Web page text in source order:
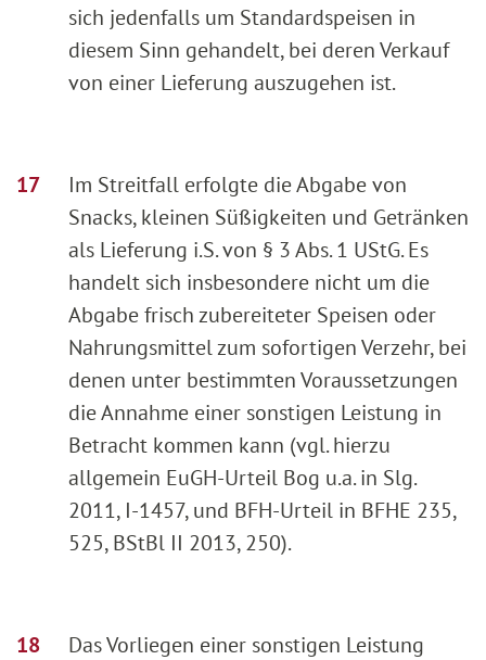
sich jedenfalls um Standardspeisen in
diesem Sinn gehandelt, bei deren Verkauf
von einer Lieferung auszugehen ist.
Im Streitfall erfolgte die Abgabe von
Snacks, kleinen Süßigkeiten und Getränken
als Lieferung i.S. von § 3 Abs. 1 UStG. Es
handelt sich insbesondere nicht um die
Abgabe frisch zubereiteter Speisen oder
Nahrungsmittel zum sofortigen Verzehr, bei
denen unter bestimmten Voraussetzungen
die Annahme einer sonstigen Leistung in
Betracht kommen kann (vgl. hierzu
allgemein EuGH-Urteil Bog u.a. in Slg.
2011, I-1457, und BFH-Urteil in BFHE 235,
525, BStBl II 2013, 250).
Das Vorliegen einer sonstigen Leistung